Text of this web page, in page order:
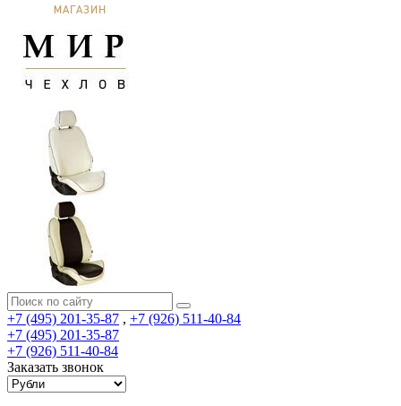
+7 (495) 201-35-87 , +7 (926) 511-40-84
+7 (495) 201-35-87
+7 (926) 511-40-84
Заказать звонок